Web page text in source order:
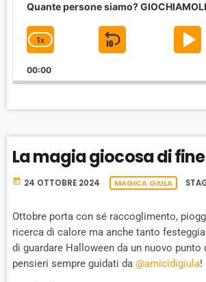
a
e
Quante persone siamo?
C
A
N
E
L
A
B
K
R
A
T
1X
S
I
P
A
C
K
A
R
D
P
A
Y
A
U
S
00:00
La magia giocosa di
today 24 OTTOBRE 2024 MAGICA GIULA
Ottobre porta con sé raccoglimento,
ricerca di calore ma anche tanto
di guardare Halloween da un nuovo
pensieri sempre guidati da @amicidigiula!